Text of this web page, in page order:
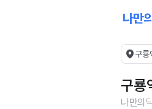
구룡
구룡
나만의